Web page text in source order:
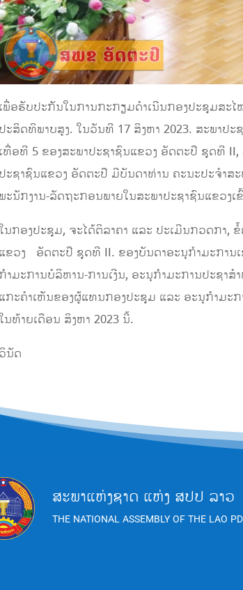
ເພື່ອຮັບປະກັນໃນການກະກຽມດໍາເນີນກອງປະຊຸມສ
ປະສິດທິພາບສູງ. ໃນວັນທີ 17 ສິງຫາ 2023. ສະພາ
ເທື່ອທີ 5 ຂອງສະພາປະຊາຊົນແຂວງ ອັດຕະປື ຊຸດທີ
ປະຊາຊົນແຂວງ ອັດຕະປື ມີບັນດາທ່ານ ຄະນະປະຈໍາ
ພະນັກງານ-ລັດຖະກອນພາຍໃນສະພາປະຊາຊົນແຂວງເ
ນກອງປະຊຸມ, ຈະໄດ້ຕິລາຄາ ແລະ ປະເມີນກວດກາ,
ແຂວງ ອັດຕະປື ຊຸດທີ II. ຂອງບັນດາອະນຸກໍາມະການ
ກໍາມະການບໍລິຫານ-ການເງີນ, ອະນຸກໍາມະການປະຊາ
ແກະຄໍາເຫັນຂອງຜູ້ແທນກອງປະຊຸມ ແລະ ອະນຸກໍາມະກ
ນທ້າຍເດືອນ ສິງຫາ 2023 ນີ້.
ວິນັດ
ສະພາແຫ່ງຊາດ ແຫ່ງ ສປປ ລາວ
THE NATIONAL ASSEMBLY OF THE LAO